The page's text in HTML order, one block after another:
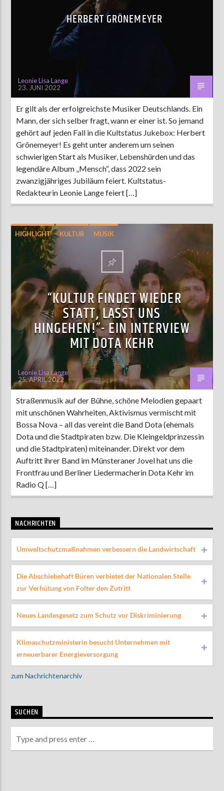
AKTUELLE SENDUNG
MOEBIUS
ZU HÖREN INMünster90,9 MHzSteinfurt103,9 MHz
HERBERT GRÖNEMEYER
Leonie Lisa Lange
23. JUNI 2022
Er gilt als der erfolgreichste Musiker Deutschlands. Ein
Mann, der sich selber fragt, wann er einer ist. So jemand
gehört auf jeden Fall in die Kultstatus Jukebox: Herbert
Grönemeyer! Es geht unter anderem um seinen
schwierigen Start als Musiker, Lebenshürden und das
legendäre Album „Mensch“, dass 2022 sein
zwanzigjähriges Jubiläum feiert. Kultstatus-
Redakteurin Leonie Lange feiert […]
HIGHLIGHT KULTUR MUSIK
“KULTUR FINDET WIEDER
STATT, LASST UNS
HINGEHEN!”- EIN INTERVIEW
MIT DOTA KEHR
Leonie Lisa Lange
25. APRIL 2022
Straßenmusik auf der Bühne, schöne Melodien gepaart
mit unschönen Wahrheiten, Aktivismus vermischt mit
Bossa Nova – all das vereint die Band Dota (ehemals
Dota und die Stadtpiraten bzw. Die Kleingeldprinzessin
und die Stadtpiraten) miteinander. Direkt vor dem
Auftritt ihrer Band im Münsteraner Jovel hat uns die
Frontfrau und Berliner Liedermacherin Dota Kehr im
Radio Q […]
NACHRICHTEN
Umweltschutzmaßnahmen verbessern die Landwirtschaft
Die Abschiebehaft Büren verbietet der Nationalen Stelle
zur Verhütung von Folter den Zutritt
Neues Landesgesetz zum Schutz vor Diskriminierung
Klimaschutzministerin besucht Unternehmen mit
erneuerbarer Energieversorgung
zum Nachrichtenarchiv
SUCHEN